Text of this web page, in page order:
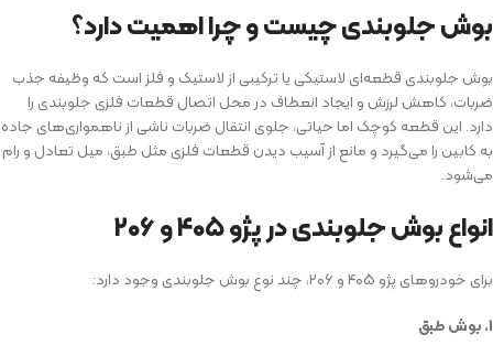
بوش جلوبندی چیست و چرا اهمیت دارد؟
بوش جلوبندی قطعه‌ای لاستیکی یا ترکیبی از لاستیک و فلز است که وظیفه جذب
ضربات، کاهش لرزش و ایجاد انعطاف در محل اتصال قطعات فلزی جلوبندی را
دارد. این قطعه کوچک اما حیاتی، جلوی انتقال ضربات ناشی از ناهمواری‌های جاده
به کابین را می‌گیرد و مانع از آسیب دیدن قطعات فلزی مثل طبق، میل تعادل و رام
می‌شود.
انواع بوش جلوبندی در پژو ۴۰۵ و ۲۰۶
برای خودروهای پژو ۴۰۵ و ۲۰۶، چند نوع بوش جلوبندی وجود دارد:
۱. بوش طبق